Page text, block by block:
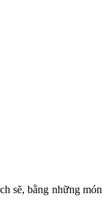
sẽ, bằng những món